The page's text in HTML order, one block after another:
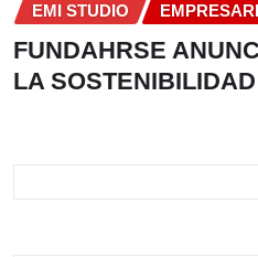
EMI STUDIO
FUNDAHRSE
LA